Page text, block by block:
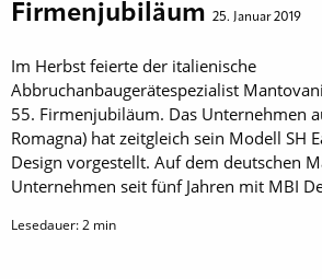
Firmenjubiläum 25. Januar 2019
Im Herbst feierte der italienische
Abbruchanbaugerätespezialist
55. Firmenjubiläum. Das Unternehmen
Romagna) hat zeitgleich sein Modell SH
Design vorgestellt. Auf dem deutschen
Unternehmen seit fünf Jahren mit MBI
Lesedauer:2 min